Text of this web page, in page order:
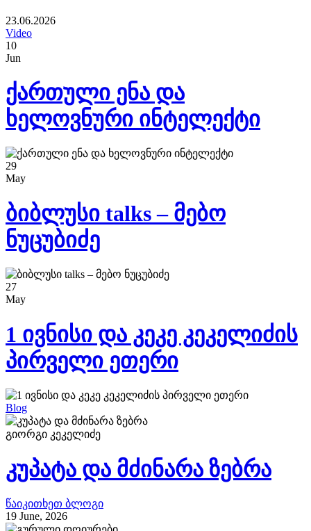
23.06.2026
Video
10
Jun
ქართული ენა და
ხელოვნური ინტელექტი
29
May
ბიბლუსი talks – მებო
ნუცუბიძე
27
May
1 ივნისი და კეკე კეკელიძის
პირველი ეთერი
Blog
გიორგი კეკელიძე
კუპატა და მძინარა ზებრა
წაიკითხეთ ბლოგი
19 June, 2026